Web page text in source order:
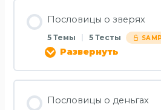
Пословицы о зверях
5 Темы 5 Тесты
Развернуть
Пословицы о деньгах